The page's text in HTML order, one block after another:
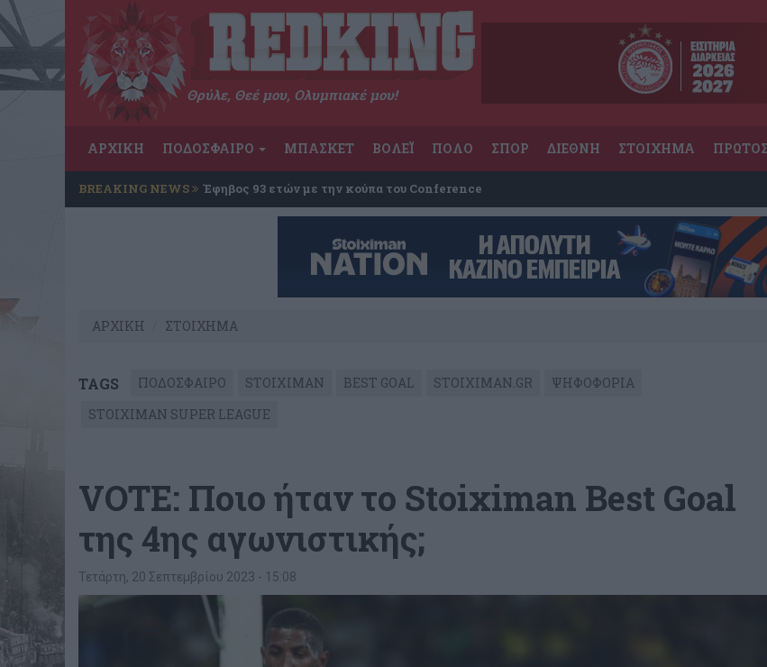
Θρύλε, Θεέ μου, Ολυμπιακέ μου!
ΑΡΧΙΚΗ ΠΟΔΟΣΦΑΙΡΟ ΜΠΑΣΚΕΤ ΒΟΛΕΪ ΠΟΛΟ ΣΠΟΡ ΔΙΕΘΝΗ ΣΤΟΙΧΗΜΑ
BREAKING NEWS Έφηβος 93 ετών με την κούπα του Conference
ΑΡΧΙΚΗ ΣΤΟΙΧΗΜΑ
TAGS ΠΟΔΟΣΦΑΙΡΟ STOIXIMAN BEST GOAL STOIXIMAN.GR
ΨΗΦΟΦΟΡΙΑ
STOIXIMAN SUPER LEAGUE
VOTE: Ποιο ήταν το Stoiximan Best Goal
της 4ης αγωνιστικής;
Τετάρτη, 20 Σεπτεμβρίου 2023 - 15:08